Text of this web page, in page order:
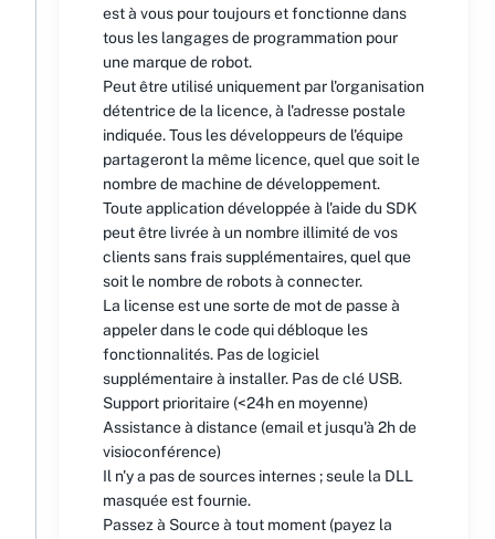
est à vous pour toujours et fonctionne dans
tous les langages de programmation pour
une marque de robot.
Peut être utilisé uniquement par l'organisation
détentrice de la licence, à l'adresse postale
indiquée. Tous les développeurs de l'équipe
partageront la même licence, quel que soit le
nombre de machine de développement.
Toute application développée à l'aide du SDK
peut être livrée à un nombre illimité de vos
clients sans frais supplémentaires, quel que
soit le nombre de robots à connecter.
La license est une sorte de mot de passe à
appeler dans le code qui débloque les
fonctionnalités. Pas de logiciel
supplémentaire à installer. Pas de clé USB.
Support prioritaire (<24h en moyenne)
Assistance à distance (email et jusqu'à 2h de
visioconférence)
Il n'y a pas de sources internes ; seule la DLL
masquée est fournie.
Passez à Source à tout moment (payez la